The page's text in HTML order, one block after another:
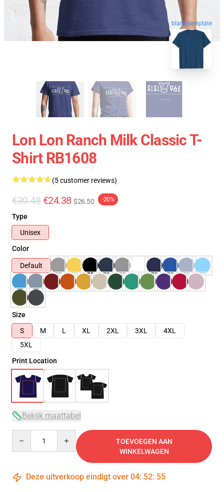
blank template
Lon Lon Ranch Milk Classic T-
Shirt RB1608
(5 customer reviews)
€30.48 €24.38 $26.50 -20%
Type
Unisex
Color
Default
Size
S
M L XL 2XL 3XL
4XL
5XL
Print Location
Bekijk maattabel
TOEVOEGEN AAN
WINKELWAGEN
Deze uitverkoop eindigt over 04: 52: 54